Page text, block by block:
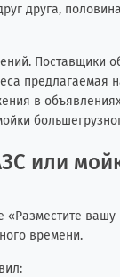
друга,
Поставщики
предлагаемая
в
или
«Разместите
времени.